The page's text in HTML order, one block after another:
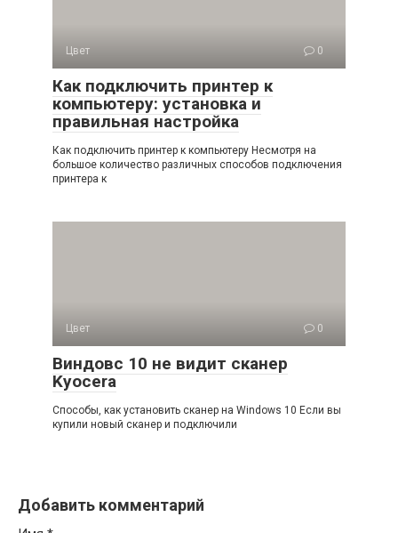
Цвет 0
Как подключить принтер к
компьютеру: установка и
правильная настройка
Как подключить принтер к компьютеру Несмотря на
большое количество различных способов подключения
принтера к
Цвет 0
Виндовс 10 не видит сканер
Kyocera
Способы, как установить сканер на Windows 10 Если вы
купили новый сканер и подключили
Добавить комментарий